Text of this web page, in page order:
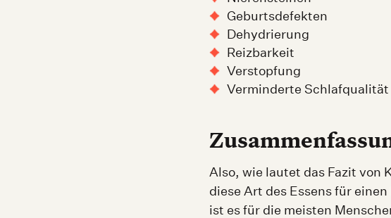
Geburtsdefekten
Dehydrierung
Reizbarkeit
Verstopfung
Verminderte Schlafqualität
Also, wie lautet das Fazit von
diese Art des Essens für
ist es für die meisten